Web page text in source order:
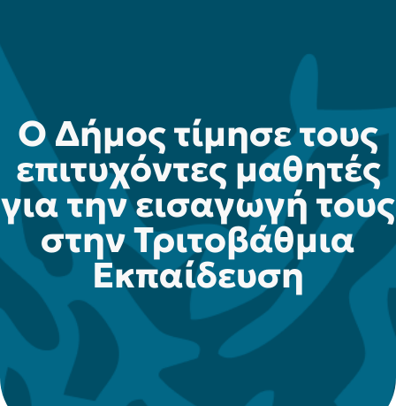
Ο Δήμος τίμησε τους
επιτυχόντες μαθητές
για την εισαγωγή τους
στην Τριτοβάθμια
Εκπαίδευση